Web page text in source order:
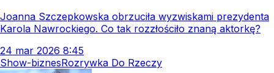
Joanna Szczepkowska obrzuciła wyzwiskami prezydenta
Karola Nawrockiego. Co tak rozzłościło znaną aktorkę?
24 mar 2026 8:45
Show-biznesRozrywka Do Rzeczy